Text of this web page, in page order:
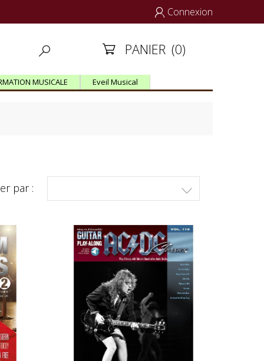
 Connexion
  PANIER (0)
MUSICALE Eveil Musical
par : 